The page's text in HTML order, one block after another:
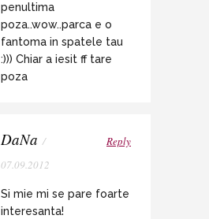
penultima
poza..wow..parca e o
fantoma in spatele tau
:))) Chiar a iesit ff tare
poza
DaNa /
07.09.2012
Reply
Si mie mi se pare foarte
interesanta!